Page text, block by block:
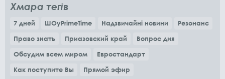
Хмара тегів
7 дней ШОуPrimeTime Надзвичайні новини
Резонанс
Право знать
Приазовский край
Вопрос дня
Обсудим всем миром
Евростандарт
Как поступите Вы
Прямой эфир